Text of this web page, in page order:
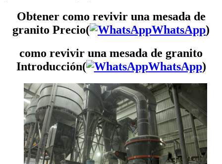
Obtener como revivir una mesada de
granito Precio(
WhatsApp)
como revivir una mesada de granito
Introducción(
WhatsApp)